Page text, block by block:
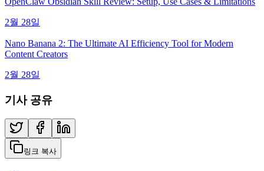
2월 28일
Nano Banana 2: The Ultimate AI Efficiency Tool for Modern
Content Creators
2월 28일
기사 공유
링크 복사